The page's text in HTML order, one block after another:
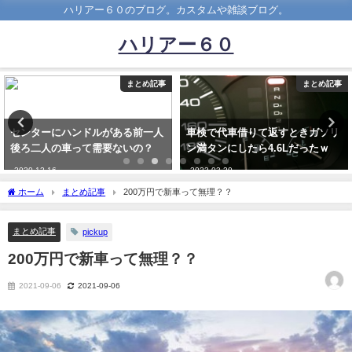
ハリアー６０のブログ。カスタムや雑談ブログ。
ハリアー６０
まとめ記事
センターにハンドルがある前一人
後ろ二人の車って需要ないの？
2020-12-16
まとめ記事
車検で代車借りて返すときガソリ
ン満タンにしたら4.6Lだったｗ
2023-03-20
ホーム まとめ記事 200万円で新車って無理？？
まとめ記事 pickup
200万円で新車って無理？？
2021-09-06 2021-09-06